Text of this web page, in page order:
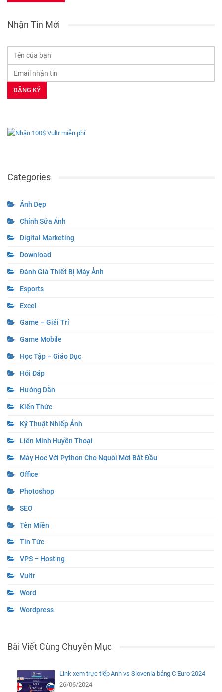
Nhận Tin Mới
Categories
Ảnh Đẹp
Chỉnh Sửa Ảnh
Digital Marketing
Download
Đánh Giá Thiết Bị Máy Ảnh
Esports
Excel
Game – Giải Trí
Game Mobile
Học Tập – Giáo Dục
Hỏi Đáp
Hướng Dẫn
Kiến Thức
Kỹ Thuật Nhiếp Ảnh
Liên Minh Huyền Thoại
Máy Học Với Python Cho Người Mới Bắt Đầu
Office
Photoshop
SEO
Tên Miền
Tin Tức
VPS – Hosting
Vultr
Word
Wordpress
Bài Viết Cùng Chuyên Mục
Link xem trực tiếp Anh vs Slovenia bảng C Euro 2024
26/06/2024